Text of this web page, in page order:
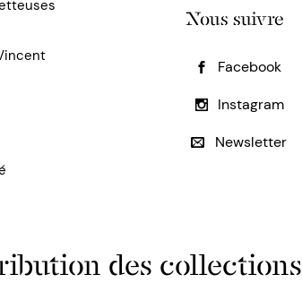
Nous suivre
Facebook
Instagram
Newsletter
des collections